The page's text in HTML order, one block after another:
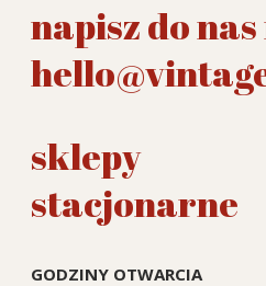
napisz do
sklepy
stacjonarne
GODZINY OTWARCIA